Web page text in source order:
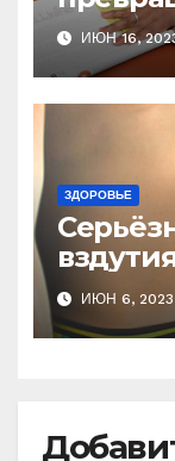
ИЮН 16,
ЗДОРОВЬЕ
лет.
это
ИЮН 6, 2023